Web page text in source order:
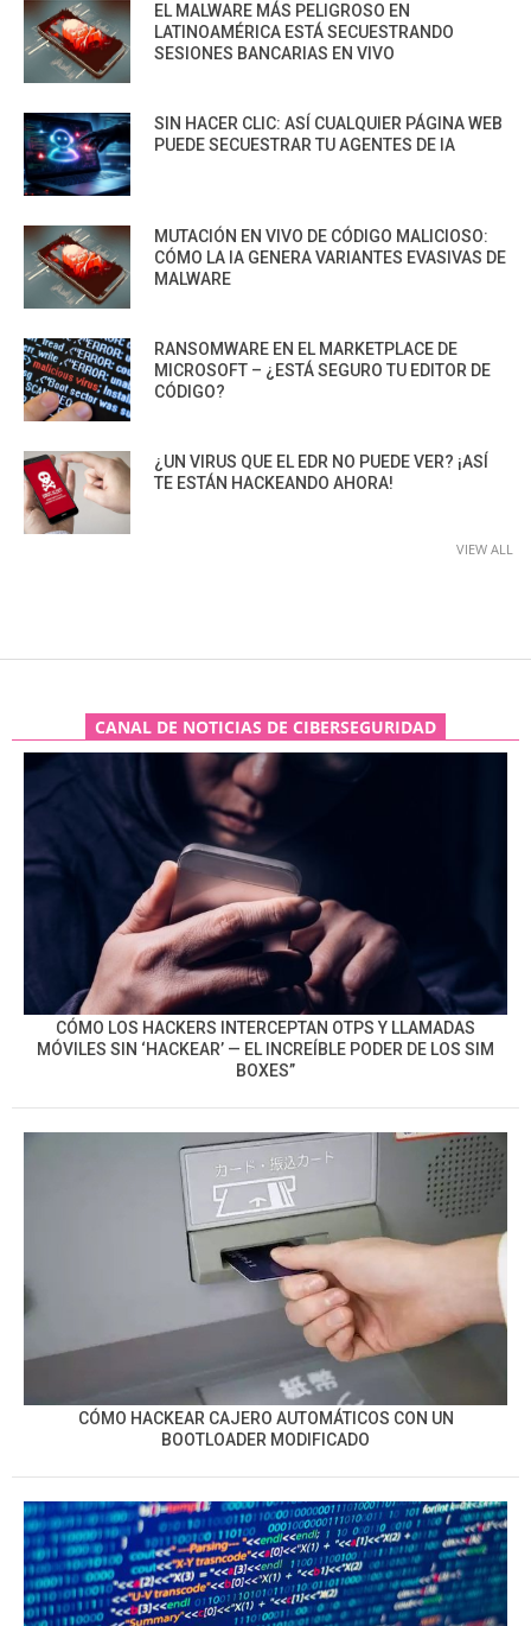
EL MALWARE MÁS PELIGROSO EN
LATINOAMÉRICA ESTÁ SECUESTRANDO
SESIONES BANCARIAS EN VIVO
SIN HACER CLIC: ASÍ CUALQUIER PÁGINA WEB
PUEDE SECUESTRAR TU AGENTES DE IA
MUTACIÓN EN VIVO DE CÓDIGO MALICIOSO:
CÓMO LA IA GENERA VARIANTES EVASIVAS DE
MALWARE
RANSOMWARE EN EL MARKETPLACE DE
MICROSOFT – ¿ESTÁ SEGURO TU EDITOR DE
CÓDIGO?
¿UN VIRUS QUE EL EDR NO PUEDE VER? ¡ASÍ
TE ESTÁN HACKEANDO AHORA!
VIEW ALL
CANAL DE NOTICIAS DE CIBERSEGURIDAD
CÓMO LOS HACKERS INTERCEPTAN OTPS Y LLAMADAS
MÓVILES SIN ‘HACKEAR’ — EL INCREÍBLE PODER DE LOS SIM
BOXES”
CÓMO HACKEAR CAJERO AUTOMÁTICOS CON UN
BOOTLOADER MODIFICADO